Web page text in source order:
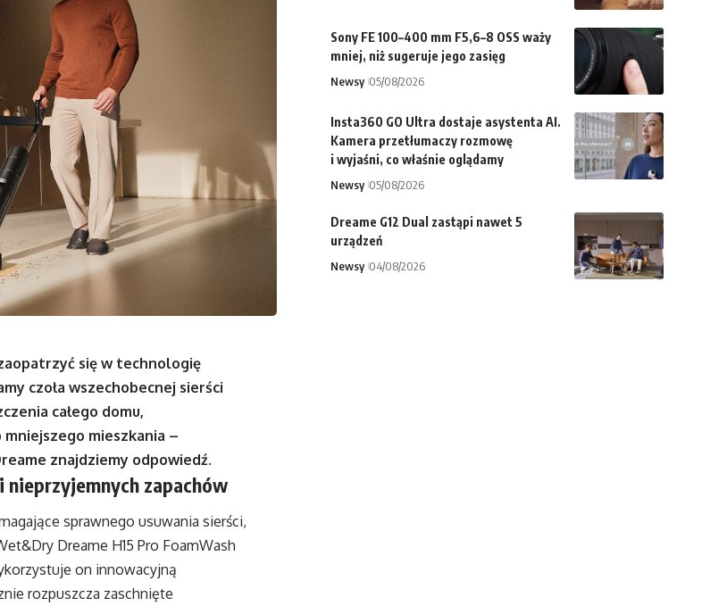
się w technologię
czoła wszechobecnej sierści
całego domu,
mieszkania –
znajdziemy odpowiedź.
nieprzyjemnych zapachów
sprawnego usuwania sierści,
Dreame H15 Pro FoamWash
on innowacyjną
rozpuszcza zaschnięte
Sony FE 100–400 mm F5,6–8 OSS waży
mniej, niż sugeruje jego zasięg
Newsy 05/08/2026
Insta360 GO Ultra dostaje asystenta AI.
Kamera przetłumaczy rozmowę
i wyjaśni, co właśnie oglądamy
Newsy 05/08/2026
Dreame G12 Dual zastąpi nawet 5
urządzeń
Newsy 04/08/2026